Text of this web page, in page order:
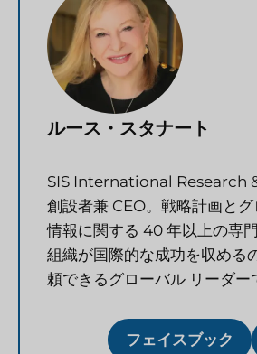
ルース・スタナート
SIS International Research
創設者兼 CEO。戦略計画と
情報に関する 40 年以上の専
組織が国際的な成功を収める
頼できるグローバル リーダー
フェイスブック